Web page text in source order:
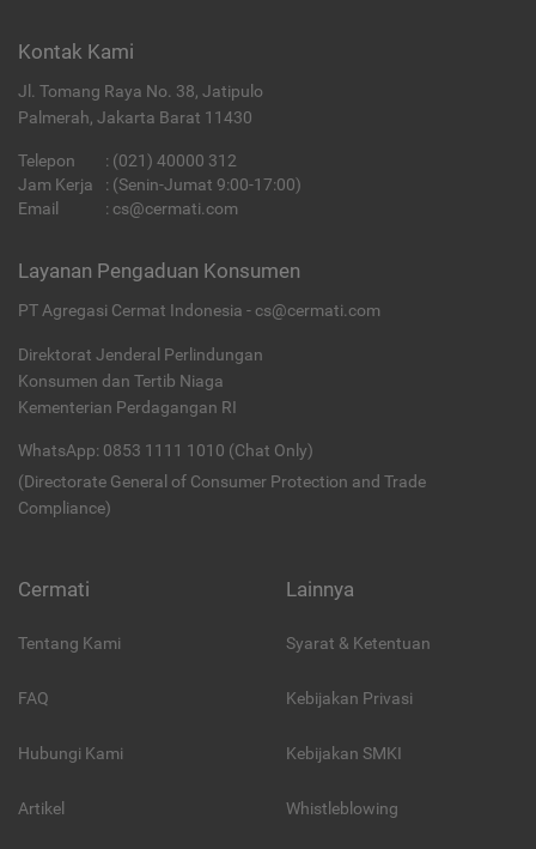
Kontak Kami
Jl. Tomang Raya No. 38, Jatipulo
Palmerah, Jakarta Barat 11430
Telepon : (021) 40000 312
Jam Kerja
: (Senin-Jumat 9:00-17:00)
Email
: cs@cermati.com
Layanan Pengaduan Konsumen
PT Agregasi Cermat Indonesia - cs@cermati.com
Direktorat Jenderal Perlindungan
Konsumen dan Tertib Niaga
Kementerian Perdagangan RI
WhatsApp: 0853 1111 1010 (Chat Only)
(Directorate General of Consumer Protection and Trade
Compliance)
Cermati
Tentang Kami
FAQ
Hubungi Kami
Artikel
Lainnya
Syarat & Ketentuan
Kebijakan Privasi
Kebijakan SMKI
Whistleblowing